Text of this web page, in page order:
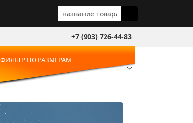
+7 (903) 726-44-83
ФИЛЬТР ПО РАЗМЕРАМ